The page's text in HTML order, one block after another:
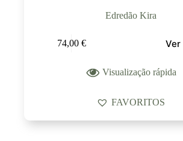
Edredão Kira
74,00 € Ver
Visualização rápida
FAVORITOS